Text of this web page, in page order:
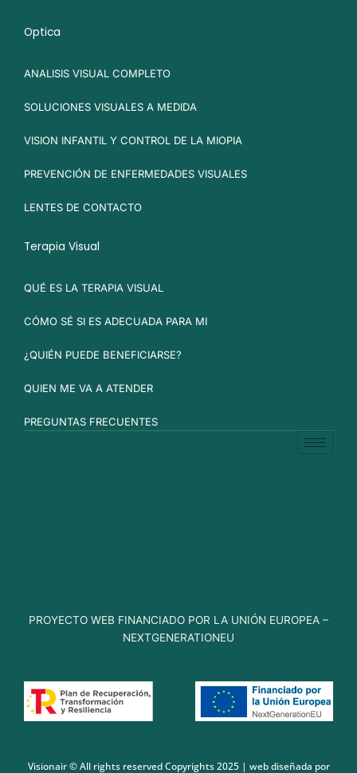
Optica
ANALISIS VISUAL COMPLETO
SOLUCIONES VISUALES A MEDIDA
VISION INFANTIL Y CONTROL DE LA MIOPIA
PREVENCIÓN DE ENFERMEDADES VISUALES
LENTES DE CONTACTO
Terapia Visual
QUÉ ES LA TERAPIA VISUAL
CÓMO SÉ SI ES ADECUADA PARA MI
¿QUIÉN PUEDE BENEFICIARSE?
QUIEN ME VA A ATENDER
PREGUNTAS FRECUENTES
PROYECTO WEB FINANCIADO POR LA UNIÓN EUROPEA –
NEXTGENERATIONEU
Visionair © All rights reserved Copyrights 2025 | web diseñada por